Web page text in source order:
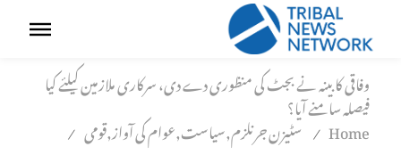
وفاقی کابینہ نے بجٹ کی منظوری دے دی، سرکاری ملازمین کیلئے کیا
فیصلہ سامنے آیا؟
Home
/ سٹیزن جرنلزم,سیاست,عوام کی آواز,قومی /